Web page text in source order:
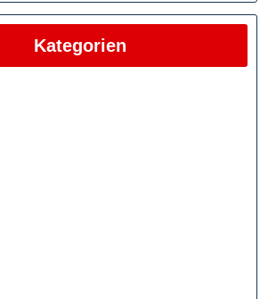
Kategorien